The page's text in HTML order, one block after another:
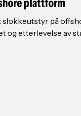
på
og etterlevelse av